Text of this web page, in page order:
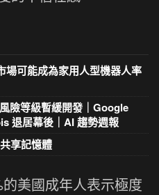
場可能成為家用人型機器人率
險等級暫緩開發｜Google
退居幕後｜AI 趨勢週報
享記憶體
美國成年人表示極度